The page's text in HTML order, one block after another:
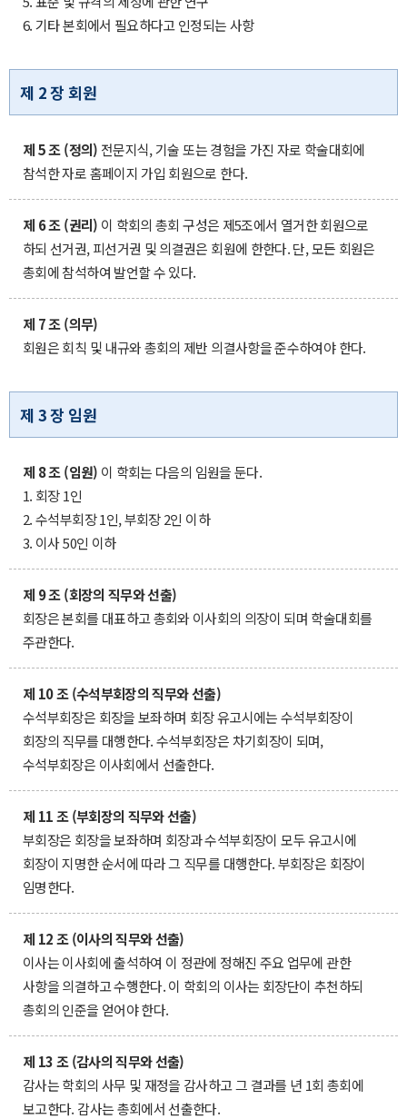
6. 기타 본회에서 필요하다고 인정되는 사항
제 2 장 회원
제 5 조 (정의) 전문지식, 기술 또는 경험을 가진 자로 학술대회에
참석한 자로 홈페이지 가입 회원으로 한다.
제 6 조 (권리) 이 학회의 총회 구성은 제5조에서 열거한 회원으로
하되 선거권, 피선거권 및 의결권은 회원에 한한다. 단, 모든 회원은
총회에 참석하여 발언할 수 있다.
제 7 조 (의무)
회원은 회칙 및 내규와 총회의 제반 의결사항을 준수하여야 한다.
제 3 장 임원
제 8 조 (임원) 이 학회는 다음의 임원을 둔다.
1. 회장 1인
2. 수석부회장 1인, 부회장 2인 이하
3. 이사 50인 이하
제 9 조 (회장의 직무와 선출)
회장은 본회를 대표하고 총회와 이사회의 의장이 되며 학술대회를
주관한다.
제 10 조 (수석부회장의 직무와 선출)
수석부회장은 회장을 보좌하며 회장 유고시에는 수석부회장이
회장의 직무를 대행한다. 수석부회장은 차기회장이 되며,
수석부회장은 이사회에서 선출한다.
제 11 조 (부회장의 직무와 선출)
부회장은 회장을 보좌하며 회장과 수석부회장이 모두 유고시에
회장이 지명한 순서에 따라 그 직무를 대행한다. 부회장은 회장이
임명한다.
제 12 조 (이사의 직무와 선출)
이사는 이사회에 출석하여 이 정관에 정해진 주요 업무에 관한
사항을 의결하고 수행한다. 이 학회의 이사는 회장단이 추천하되
총회의 인준을 얻어야 한다.
제 13 조 (감사의 직무와 선출)
감사는 학회의 사무 및 재정을 감사하고 그 결과를 년 1회 총회에
보고한다. 감사는 총회에서 선출한다.